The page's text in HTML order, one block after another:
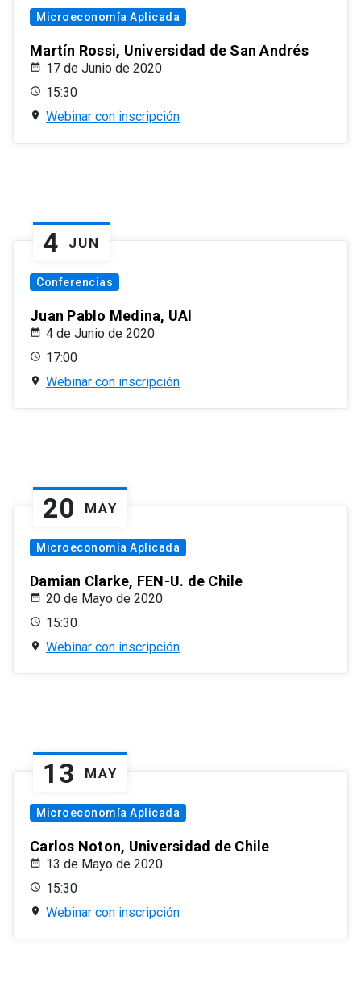
Microeconomía Aplicada
Martín Rossi, Universidad de San Andrés
17 de Junio de 2020
15:30
Webinar con inscripción
4 JUN
Conferencias
Juan Pablo Medina, UAI
4 de Junio de 2020
17:00
Webinar con inscripción
20 MAY
Microeconomía Aplicada
Damian Clarke, FEN-U. de Chile
20 de Mayo de 2020
15:30
Webinar con inscripción
13 MAY
Microeconomía Aplicada
Carlos Noton, Universidad de Chile
13 de Mayo de 2020
15:30
Webinar con inscripción